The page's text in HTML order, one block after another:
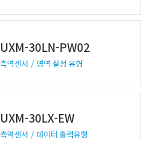
UXM-30LN-PW02
측역센서 영역 설정 유형
UXM-30LX-EW
측역센서 데이터 출력유형